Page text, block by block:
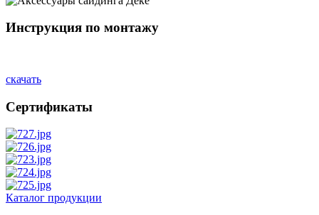
Инструкция по монтажу
скачать
Сертификаты
Каталог продукции